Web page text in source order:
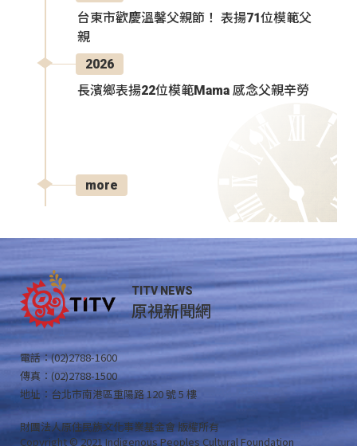
台東市歡慶溫馨父親節！ 表揚71位模範父
親
2026
長濱鄉表揚22位模範Mama 感念父親辛勞
more
TITV NEWS
原視新聞網
電話：(02)2788-1600
傳真：(02)2788-1500
地址：台北市南港區重陽路 120 號 5 樓
財團法人原住民族文化事業基金會 版權所有
Copyright © 2021 Indigenous Peoples Cultural Foundation